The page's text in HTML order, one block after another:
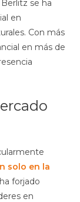
se ha
en
Con más
en más de
solo en la
forjado
en